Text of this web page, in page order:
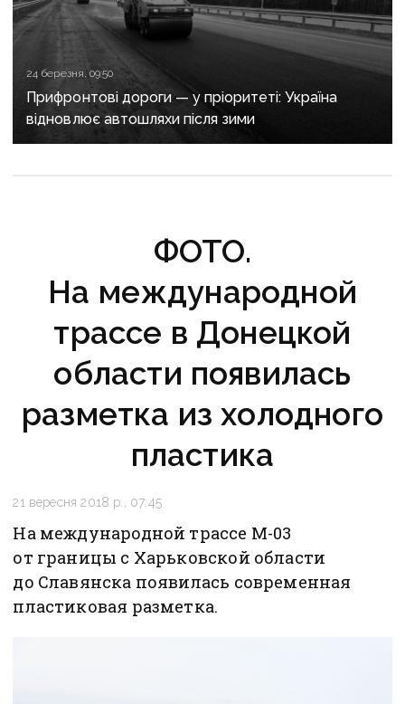
24 березня, 09:50
Прифронтові дороги — у пріоритеті: Україна
відновлює автошляхи після зими
ФОТО.
На международной
трассе в Донецкой
области появилась
разметка из холодного
пластика
21 вересня 2018 р., 07:45
На международной трассе М-03
от границы с Харьковской области
до Славянска появилась современная
пластиковая разметка.